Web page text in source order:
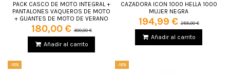
PACK CASCO DE MOTO INTEGRAL +
PANTALONES VAQUEROS DE MOTO
+ GUANTES DE MOTO DE VERANO
180,00 €300,00 €
Añadir al carrito
CAZADORA ICON 1000 HELLA 1000
MUJER NEGRA
194,99 €285,00 €
Añadir al carrito
-18% -18%